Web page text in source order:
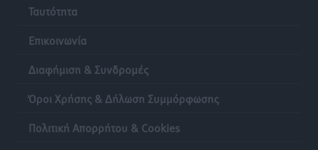
Ταυτότητα
Επικοινωνία
Διαφήμιση & Συνδρομές
Όροι Χρήσης & Δήλωση Συμμόρφωσης
Πολιτική Απορρήτου & Cookies